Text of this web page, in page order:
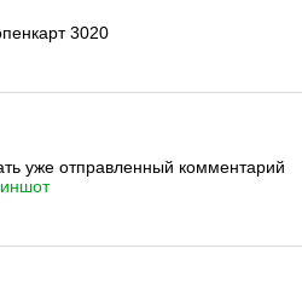
3020
уже отправленный комментарий